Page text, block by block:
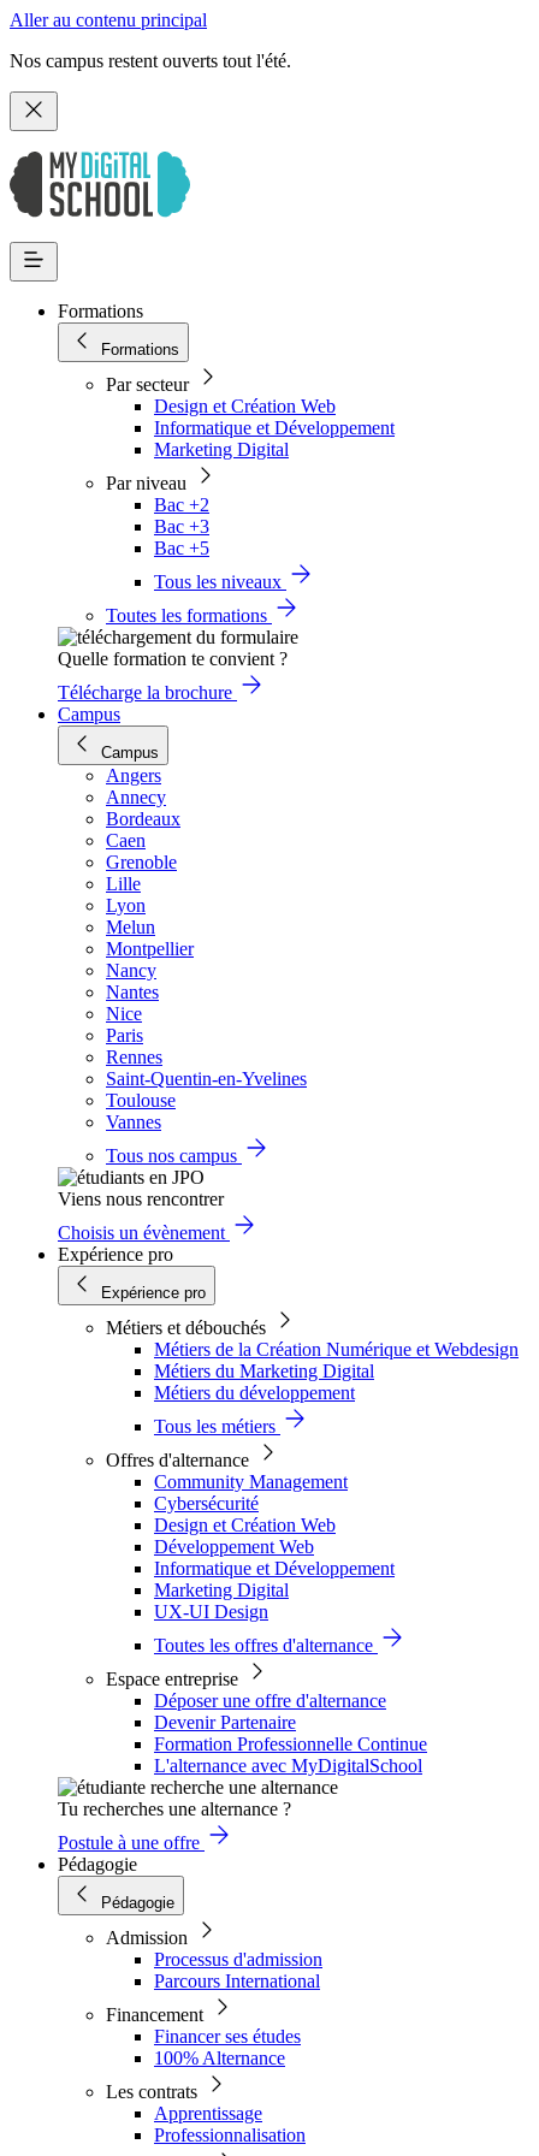
Aller au contenu principal
Nos campus restent ouverts tout l'été.
Formations
Formations
Par secteur
Design et Création Web
Informatique et Développement
Marketing Digital
Par niveau
Bac +2
Bac +3
Bac +5
Tous les niveaux
Toutes les formations
Quelle formation te convient ?
Télécharge la brochure
Campus
Campus
Angers
Annecy
Bordeaux
Caen
Grenoble
Lille
Lyon
Melun
Montpellier
Nancy
Nantes
Nice
Paris
Rennes
Saint-Quentin-en-Yvelines
Toulouse
Vannes
Tous nos campus
Viens nous rencontrer
Choisis un évènement
Expérience pro
Expérience pro
Métiers et débouchés
Métiers de la Création Numérique et Webdesign
Métiers du Marketing Digital
Métiers du développement
Tous les métiers
Offres d'alternance
Community Management
Cybersécurité
Design et Création Web
Développement Web
Informatique et Développement
Marketing Digital
UX-UI Design
Toutes les offres d'alternance
Espace entreprise
Déposer une offre d'alternance
Devenir Partenaire
Formation Professionnelle Continue
L'alternance avec MyDigitalSchool
Tu recherches une alternance ?
Postule à une offre
Pédagogie
Pédagogie
Admission
Processus d'admission
Parcours International
Financement
Financer ses études
100% Alternance
Les contrats
Apprentissage
Professionnalisation